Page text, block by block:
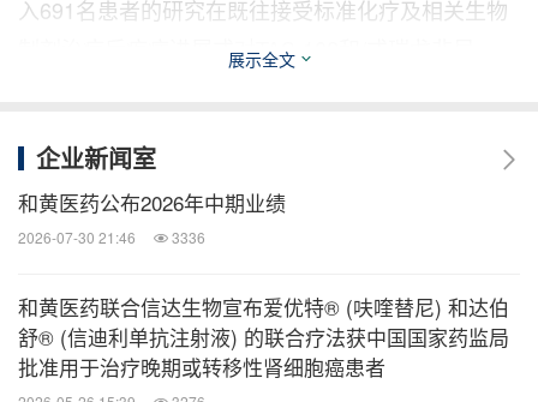
入691名患者的研究在既往接受标准化疗及相关生物
制剂治疗后疾病进展或对TAS-102和/或瑞戈非尼
亦观察到具有统计学意义的显著改善。呋喹替尼的安
全性与先前临床试验中观察到的一致。该研究的其他
详情可登录clinicaltrials.gov，检索
关于结直肠癌
展示全文
企业新闻室
和黄医药公布2026年中期业绩
2026-07-30 21:46 3336
和黄医药联合信达生物宣布爱优特® (呋喹替尼) 和达伯
舒® (信迪利单抗注射液) 的联合疗法获中国国家药监局
批准用于治疗晚期或转移性肾细胞癌患者